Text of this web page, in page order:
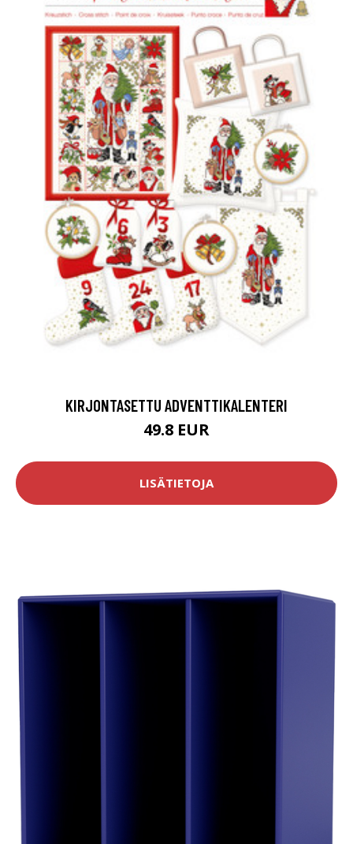
KIRJONTASETTU ADVENTTIKALENTERI
49.8 EUR
LISÄTIETOJA